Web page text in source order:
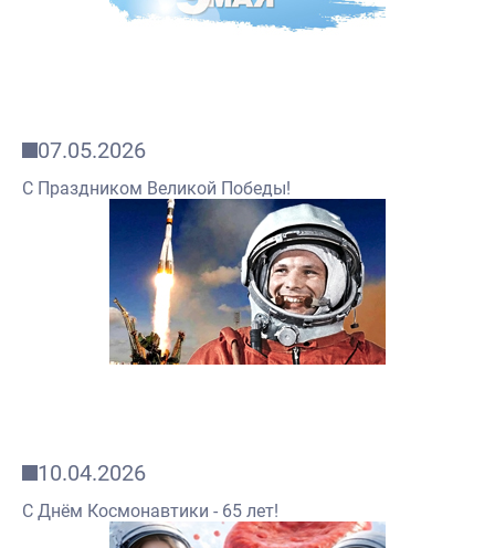
07.05.2026
C Праздником Великой Победы!
10.04.2026
С Днём Космонавтики - 65 лет!